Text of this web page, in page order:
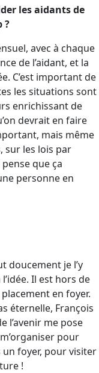
les aidants de
?
avec à chaque
de l’aidant, et la
C’est important de
les situations sont
enrichissant de
devrait en faire
mais même
sur les lois par
que ça
personne en
doucement je l’y
Il est hors de
en foyer.
éternelle, François
l’avenir me pose
pour
foyer, pour visiter
!